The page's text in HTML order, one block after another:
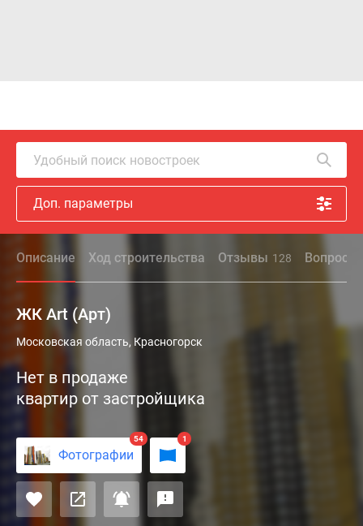
Удобный поиск новостроек
Доп. параметры
Описание Ход строительства Отзывы 128 Вопрос -
ЖК Art (Арт)
Жилой
комплекс
Art
(Арт)
это
уникальный
строительный
проект
от
Московская область, Красногорск
Нет в продаже
квартир от застройщика
Фотографии
54 1